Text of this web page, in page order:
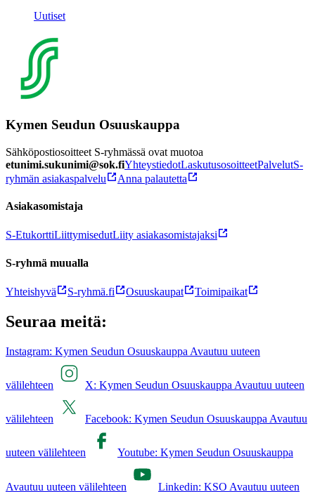
Uutiset
Kymen Seudun Osuuskauppa
Sähköpostiosoitteet S-ryhmässä ovat muotoa
etunimi.sukunimi@sok.fiYhteystiedotLaskutusosoitteetPalvelutS-
ryhmän asiakaspalvelu
Anna palautetta
Asiakasomistaja
S-EtukorttiLiittymisedutLiity asiakasomistajaksi
S-ryhmä muualla
Yhteishyvä S-ryhmä.fi Osuuskaupat Toimipaikat
Seuraa meitä:
Instagram: Kymen Seudun Osuuskauppa Avautuu uuteen
välilehteen X: Kymen Seudun Osuuskauppa Avautuu uuteen
välilehteen Facebook: Kymen Seudun Osuuskauppa Avautuu
uuteen välilehteen Youtube: Kymen Seudun Osuuskauppa
Avautuu uuteen välilehteen Linkedin: KSO Avautuu uuteen